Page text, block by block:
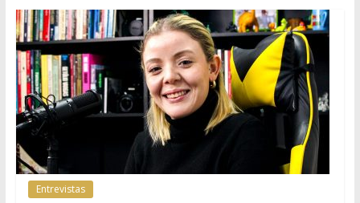
Entrevistas